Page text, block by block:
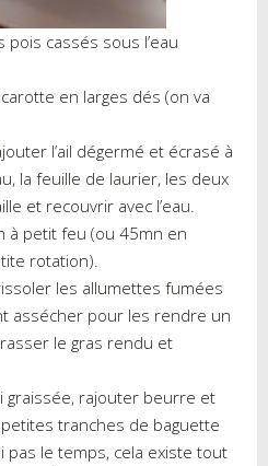
cassés sous l’eau
en larges dés (on va
l’ail dégermé et écrasé à
la feuille de laurier, les deux
et recouvrir avec l’eau.
à petit feu (ou 45mn en
rotation).
les allumettes fumées
assécher pour les rendre un
le gras rendu et
graissée, rajouter beurre et
tranches de baguette
pas le temps, cela existe tout